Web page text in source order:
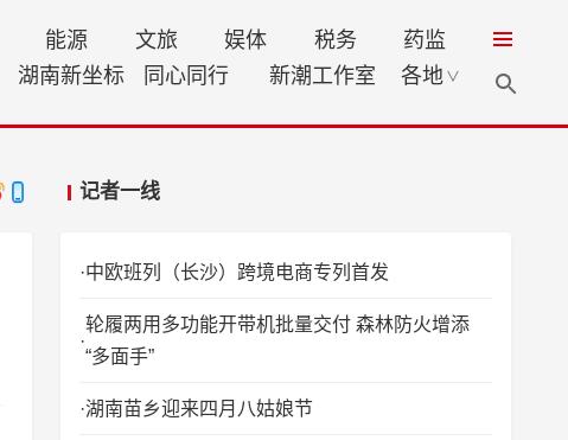
能源 文旅 娱体 税务
药监
湖南新坐标 同心同行 新潮工作室 各地 ∨
记者一线
中欧班列（长沙）跨境电商专列首发
轮履两用多功能开带机批量交付 森林防火增添
“多面手”
湖南苗乡迎来四月八姑娘节